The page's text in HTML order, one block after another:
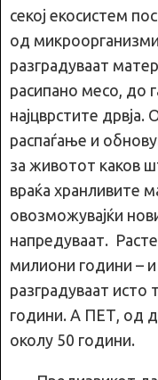
секој екосистем
од
разградуваат
расипано месо, до
најцврстите дрвја.
распаѓање и
за животот каков
враќа хранливите
овозможувајќи
напредуваат.
милиони години –
разградуваат исто
години. А ПЕТ, од
околу 50 години.